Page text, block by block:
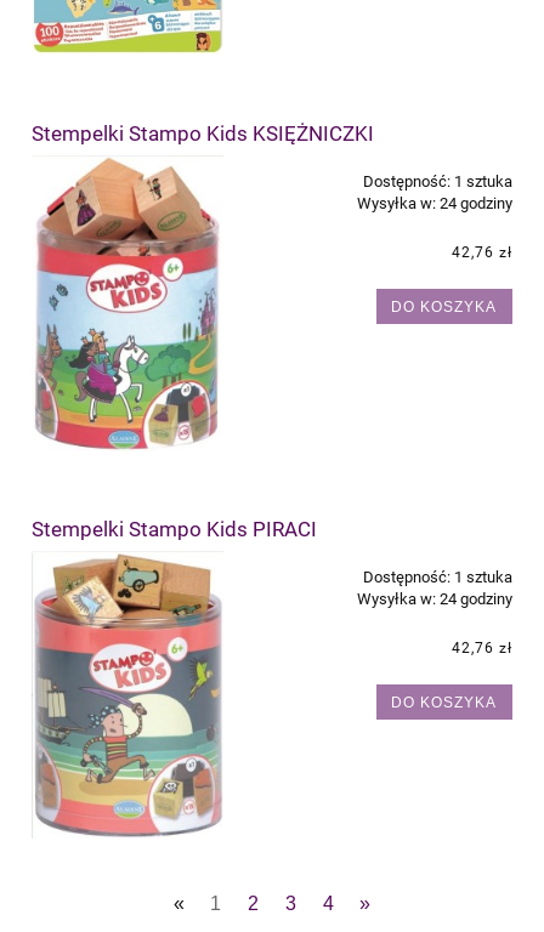
Stempelki Stampo Kids KSIĘŻNICZKI
Dostępność: 1 sztuka
Wysyłka w: 24 godziny
42,76 zł
DO KOSZYKA
Stempelki Stampo Kids PIRACI
Dostępność: 1 sztuka
Wysyłka w: 24 godziny
42,76 zł
DO KOSZYKA
« 1 2 3 4 »